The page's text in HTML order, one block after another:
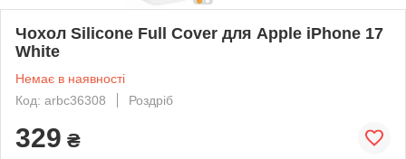
Чохол Silicone Full Cover для Apple iPhone 17
White
Немає в наявності
Код: arbc36308
Роздріб
329 ₴